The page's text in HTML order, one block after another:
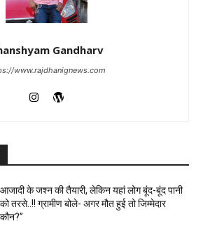
Gandharv
www.rajdhanignews.com
आजादी के जश्न की तैयारी, लेकिन यहां लोग बूंद-बूंद पानी
को तरसे..!! ग्रामीण बोले- अगर मौत हुई तो जिम्मेदार
कौन?”